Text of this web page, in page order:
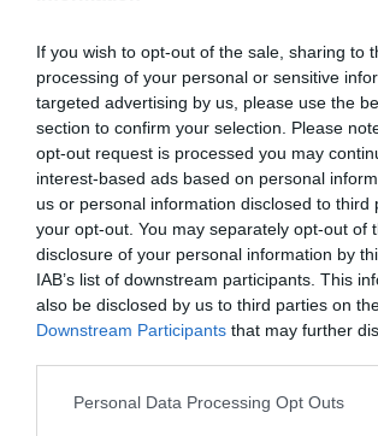
If you wish to opt-out of the sale, sharing to
processing of your personal or sensitive
targeted advertising by us, please use the
section to confirm your selection. Please
opt-out request is processed you may
interest-based ads based on personal
us or personal information disclosed to third
your opt-out. You may separately opt-out of
disclosure of your personal information by
IAB’s list of downstream participants. This
also be disclosed by us to third parties on
Downstream Participants that may further
Please note that this website/app uses one
Personal Data Processing Opt Outs
A kávézacc sok tápanyagot, például
ezért még talajjavítóként is kiválóan
használhatod trágyaként:
Keverd össze komposzttal, vagy dolgozd
közvetlenül a földbe.
Ne használd túl nagy mennyiségben,
vele a talajt.
A savassága miatt a legjobb, ha olyan
trágyázol vele, amik kevdelik a savas
például a rózsák és a hortenziák.
Kávézacc a szépségápolásban
Természetes testradír